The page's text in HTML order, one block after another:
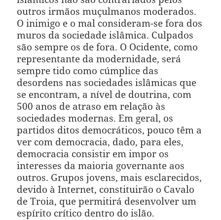
outros irmãos muçulmanos moderados.
O inimigo e o mal consideram-se fora dos
muros da sociedade islâmica. Culpados
são sempre os de fora. O Ocidente, como
representante da modernidade, será
sempre tido como cúmplice das
desordens nas sociedades islâmicas que
se encontram, a nível de doutrina, com
500 anos de atraso em relação às
sociedades modernas. Em geral, os
partidos ditos democráticos, pouco têm a
ver com democracia, dado, para eles,
democracia consistir em impor os
interesses da maioria governante aos
outros. Grupos jovens, mais esclarecidos,
devido à Internet, constituirão o Cavalo
de Troia, que permitirá desenvolver um
espírito crítico dentro do islão.